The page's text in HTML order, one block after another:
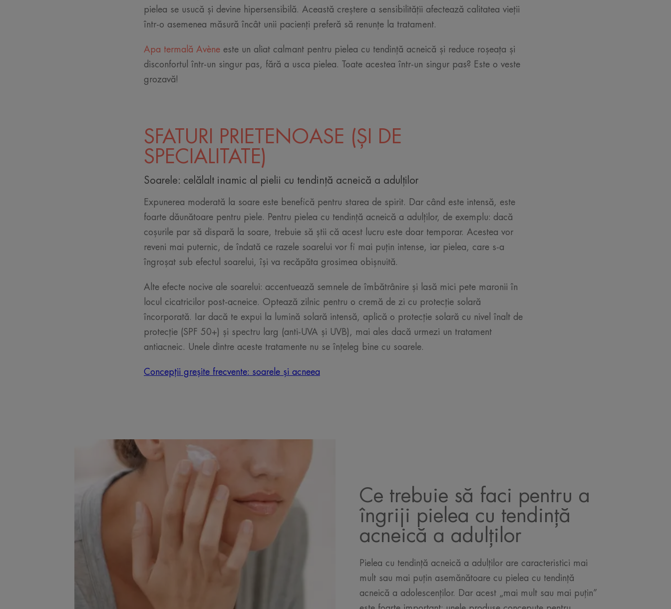
pielea se usucă și devine hipersensibilă. Această creștere a sensibilității afectează calitatea vieții
într-o asemenea măsură încât unii pacienți preferă să renunțe la tratament.
Apa termală Avène este un aliat calmant pentru pielea cu tendință acneică și reduce roșeața și
disconfortul într-un singur pas, fără a usca pielea. Toate acestea într-un singur pas? Este o veste
grozavă!
SFATURI PRIETENOASE (ȘI DE
SPECIALITATE)
Soarele: celălalt inamic al pielii cu tendință acneică a adulților
Expunerea moderată la soare este benefică pentru starea de spirit. Dar când este intensă, este
foarte dăunătoare pentru piele. Pentru pielea cu tendință acneică a adulților, de exemplu: dacă
coșurile par să dispară la soare, trebuie să știi că acest lucru este doar temporar. Acestea vor
reveni mai puternic, de îndată ce razele soarelui vor fi mai puțin intense, iar pielea, care s-a
îngroșat sub efectul soarelui, își va recăpăta grosimea obișnuită.
Alte efecte nocive ale soarelui: accentuează semnele de îmbătrânire și lasă mici pete maronii în
locul cicatricilor post-acneice. Optează zilnic pentru o cremă de zi cu protecție solară
încorporată. Iar dacă te expui la lumină solară intensă, aplică o protecție solară cu nivel înalt de
protecție (SPF 50+) și spectru larg (anti-UVA și UVB), mai ales dacă urmezi un tratament
antiacneic. Unele dintre aceste tratamente nu se înțeleg bine cu soarele.
Concepții greșite frecvente: soarele și acneea
Ce trebuie să faci pentru a
îngriji pielea cu tendință
acneică a adulților
Pielea cu tendință acneică a adulților are caracteristici mai
mult sau mai puțin asemănătoare cu pielea cu tendință
acneică a adolescenților. Dar acest „mai mult sau mai puțin”